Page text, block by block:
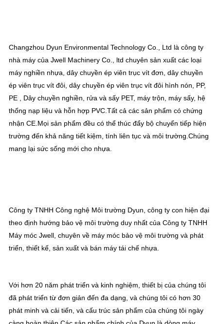
Changzhou Dyun Environmental Technology Co., Ltd là công ty
nhà máy của Jwell Machinery Co., ltd chuyên sản xuất các loại
máy nghiền nhựa, dây chuyền ép viên trục vít đơn, dây chuyền
ép viên trục vít đôi, dây chuyền ép viên trục vít đôi hình nón, PP,
PE , Dây chuyền nghiền, rửa và sấy PET, máy trộn, máy sấy, hệ
thống nạp liệu và hỗn hợp PVC.Tất cả các sản phẩm có chứng
nhận CE.Mọi sản phẩm đều có thể thúc đẩy bộ chuyển tiếp hiện
trường đến khả năng tiết kiệm, tính liên tục và môi trường.Chúng
mang lại sức sống mới cho nhựa.
Công ty TNHH Công nghệ Môi trường Dyun, công ty con hiện đại
theo định hướng bảo vệ môi trường duy nhất của Công ty TNHH
Máy móc Jwell, chuyên về máy móc bảo vệ môi trường và phát
triển, thiết kế, sản xuất và bán máy tái chế nhựa.
Với hơn 20 năm phát triển và kinh nghiệm, thiết bị của chúng tôi
đã phát triển từ đơn giản đến đa dạng, và chúng tôi có hơn 30
phát minh và cải tiến, và cấu trúc sản phẩm của chúng tôi ngày